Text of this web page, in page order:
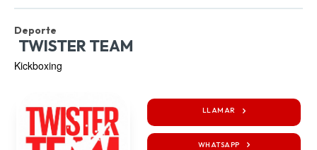
Deporte
TWISTER TEAM
Kickboxing
LLAMAR
WHATSAPP